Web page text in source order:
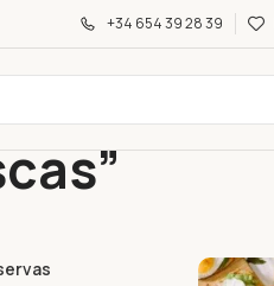
+34 654 39 28 39